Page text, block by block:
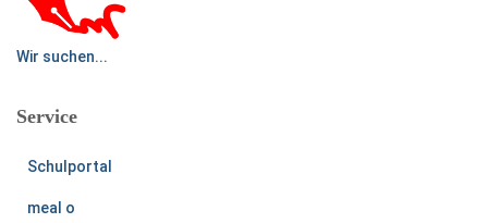
Wir suchen...
Service
Schulportal
meal o